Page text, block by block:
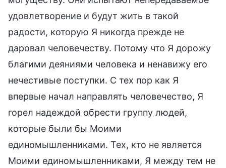
удовлетворение и будут жить в такой
радости, которую Я никогда прежде не
даровал человечеству. Потому что Я дорожу
благими деяниями человека и ненавижу его
нечестивые поступки. С тех пор как Я
впервые начал направлять человечество, Я
горел надеждой обрести группу людей,
которые были бы Моими
единомышленниками. Тех, кто не является
Моими единомышленниками, Я между тем не